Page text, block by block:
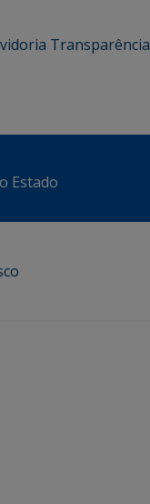
Transparência
Estado